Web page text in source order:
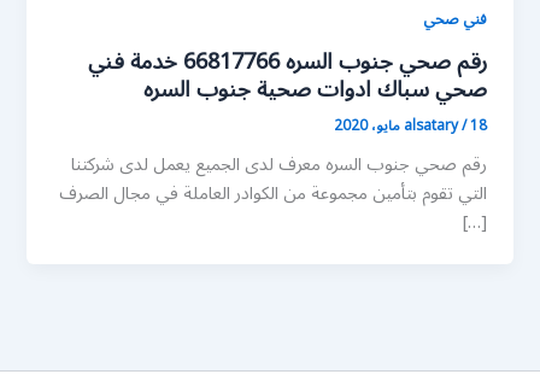
فني صحي
رقم صحي جنوب السره 66817766 خدمة فني
صحي سباك ادوات صحية جنوب السره
alsatary/18 مايو، 2020
رقم صحي جنوب السره معرف لدى الجميع يعمل لدى شركتنا
التي تقوم بتأمين مجموعة من الكوادر العاملة في مجال الصرف
[…]